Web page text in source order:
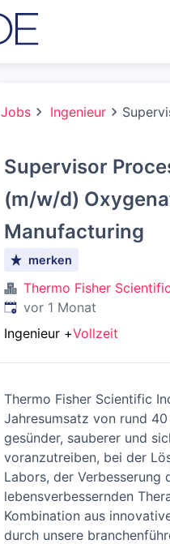
Jobs Ingenieur
Supervisor
(m/w/d)
Manufacturing
merken
Thermo Fisher Scientific
Veröffentlicht:
vor 1 Monat
Ingenieur +Vollzeit
Thermo Fisher Scientific
Jahresumsatz von rund
gesünder, sauberer und
voranzutreiben, bei der
Labors, der
lebensverbessernden
Kombination aus
durch unsere